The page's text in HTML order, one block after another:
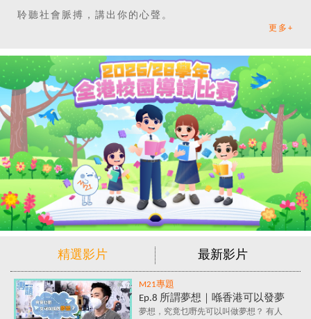
聆聽社會脈搏，講出你的心聲。
更多+
精選影片 最新影片
M21專題
Ep.8 所謂夢想｜喺香港可以發夢
嗎？夢想究竟係咩？追夢=金錢
夢想，究竟乜嘢先可以叫做夢想？ 有人